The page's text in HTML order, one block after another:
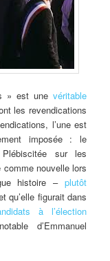
» est une véritable
les revendications
l’une est
imposée : le
Plébiscitée sur les
nouvelle lors
histoire – plutôt
qu’elle figurait dans
à l’élection
d’Emmanuel